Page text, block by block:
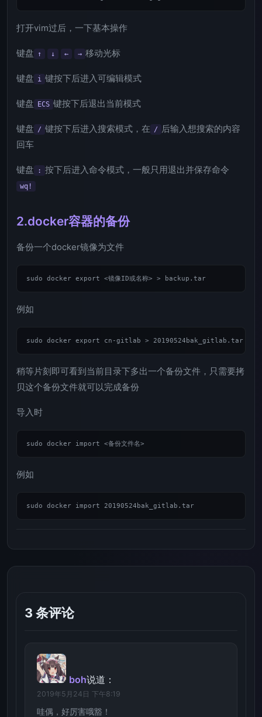
打开vim过后，一下基本操作
键盘 ↑ ↓ ← → 移动光标
键盘 i 键按下后进入可编辑模式
键盘 ECS 键按下后退出当前模式
键盘 / 键按下后进入搜索模式，在 /
后输入想搜索的内容
回车
键盘 : 按下后进入命令模式，一般只用退出并保存命令
wq!
2.docker容器的备份
备份一个docker镜像为文件
例如
稍等片刻即可看到当前目录下多出一个备份文件，只需要拷
贝这个备份文件就可以完成备份
导入时
例如
3 条评论
boh说道：
2019年5月24日 下午8:19
哇偶，好厉害哦豁！